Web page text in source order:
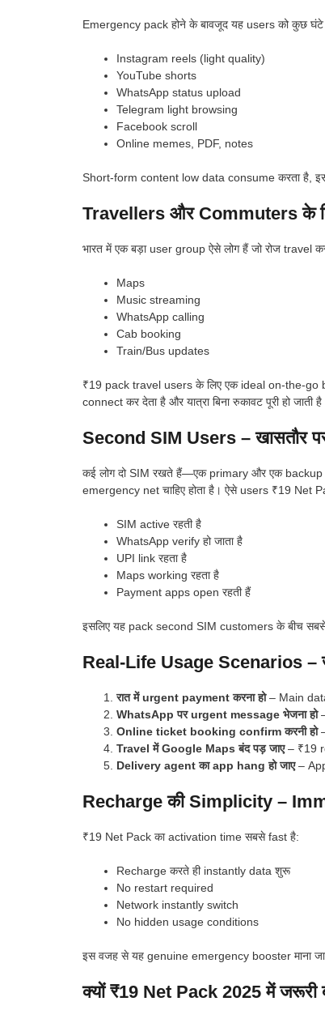
Emergency pack होने के बावजूद यह users को कुछ
Instagram reels (light quality)
YouTube shorts
WhatsApp status upload
Telegram light browsing
Facebook scroll
Online memes, PDF, notes
Short-form content low data consume करता है,
Travellers और Commuters के
भारत में एक बड़ा user group ऐसे लोग हैं जो रोज travel
Maps
Music streaming
WhatsApp calling
Cab booking
Train/Bus updates
₹19 pack travel users के लिए एक ideal on-the-go
connect कर देता है और यात्रा बिना रुकावट पूरी हो जाती
Second SIM Users – खासतौर
कई लोग दो SIM रखते हैं—एक primary और एक backup
emergency net चाहिए होता है। ऐसे users ₹19 Net
SIM active रहती है
WhatsApp verify हो जाता है
UPI link रहता है
Maps working रहता है
Payment apps open रहती हैं
इसलिए यह pack second SIM customers के बीच सबसे
Real-Life Usage Scenarios –
रात में urgent payment करना हो– Main
WhatsApp पर urgent message भेजना हो
Online ticket booking confirm करनी हो
Travel में Google Maps बंद पड़ जाए– ₹19
Delivery agent का app hang हो जाए–
Recharge की Simplicity –
₹19 Net Pack का activation time सबसे fast है:
Recharge करते ही instantly data शुरू
No restart required
Network instantly switch
No hidden usage conditions
इस वजह से यह genuine emergency booster माना
क्यों ₹19 Net Pack 2025 में जरूरी